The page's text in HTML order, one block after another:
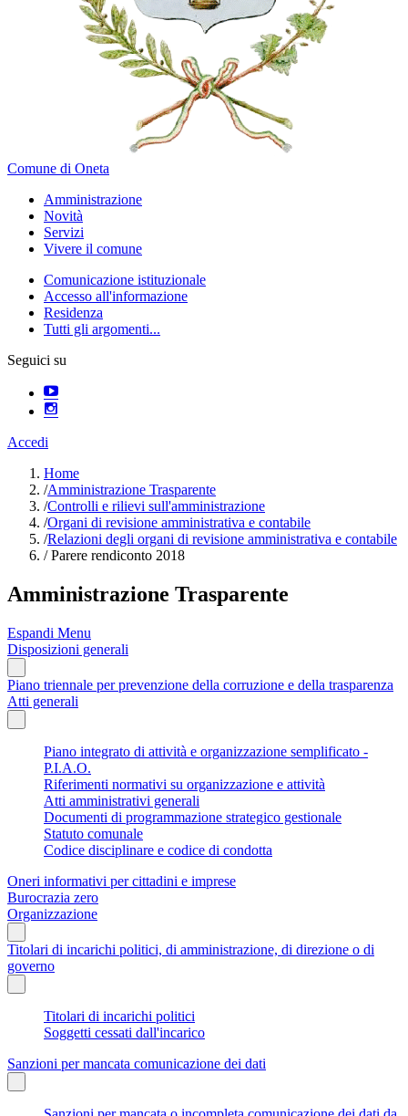
Comune di Oneta
Amministrazione
Novità
Servizi
Vivere il comune
Comunicazione istituzionale
Accesso all'informazione
Residenza
Tutti gli argomenti...
Seguici su
Accedi
Home
/Amministrazione Trasparente
/Controlli e rilievi sull'amministrazione
/Organi di revisione amministrativa e contabile
/Relazioni degli organi di revisione amministrativa e contabile
/Parere rendiconto 2018
Amministrazione Trasparente
Espandi Menu
Disposizioni generali
Piano triennale per prevenzione della corruzione e della trasparenza
Atti generali
Piano integrato di attività e organizzazione semplificato -
P.I.A.O.
Riferimenti normativi su organizzazione e attività
Atti amministrativi generali
Documenti di programmazione strategico gestionale
Statuto comunale
Codice disciplinare e codice di condotta
Oneri informativi per cittadini e imprese
Burocrazia zero
Organizzazione
Titolari di incarichi politici, di amministrazione, di direzione o di
governo
Titolari di incarichi politici
Soggetti cessati dall'incarico
Sanzioni per mancata comunicazione dei dati